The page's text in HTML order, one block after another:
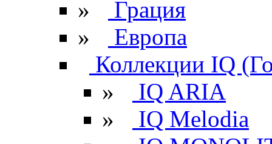
»
Грация
»
Европа
Коллекции IQ
»
IQ ARIA
»
IQ Melodia